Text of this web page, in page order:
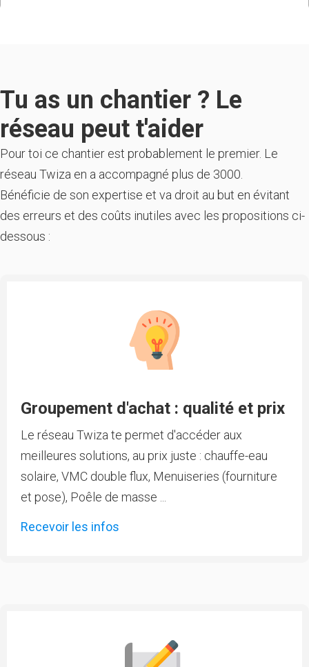
camping-car (6 m de long), mon premier chez-moi ever
!
Donc je risque de venir avec sur les chantiers et d’être
à des années-lumière d’une expérience spartiate :P
À bon entendeur !
Adrien
Tu as un chantier ? Le
réseau peut t'aider
Pour toi ce chantier est probablement le premier. Le
réseau Twiza en a accompagné plus de 3000.
Bénéficie de son expertise et va droit au but en évitant
des erreurs et des coûts inutiles avec les propositions ci-
dessous :
Groupement d'achat : qualité et prix
Le réseau Twiza te permet d'accéder aux
meilleures solutions, au prix juste : chauffe-eau
solaire, VMC double flux, Menuiseries (fourniture
et pose), Poêle de masse ...
Recevoir les infos